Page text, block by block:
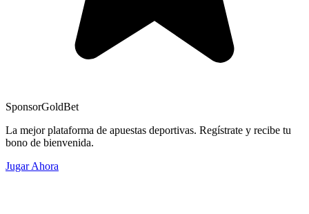
SponsorGoldBet
La mejor plataforma de apuestas deportivas. Regístrate y recibe tu
bono de bienvenida.
Jugar Ahora